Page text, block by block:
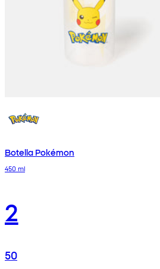
Botella Pokémon
450 ml
2
50